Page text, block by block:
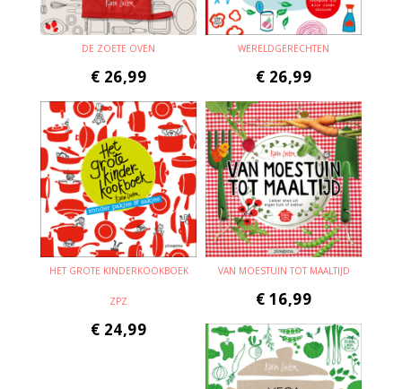
DE ZOETE OVEN
€ 26,99
WERELDGERECHTEN
€ 26,99
HET GROTE KINDERKOOKBOEK
ZPZ
€ 24,99
VAN MOESTUIN TOT MAALTIJD
€ 16,99